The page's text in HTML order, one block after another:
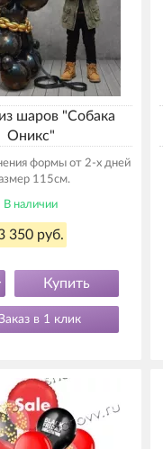
шаров "Собака
Оникс"
формы от 2-х дней
115см.
В наличии
350 руб.
Купить
в 1 клик